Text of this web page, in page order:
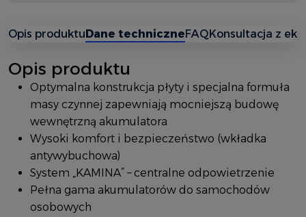
Opis produktuDane techniczneFAQKonsultacja z
Opis produktu
Optymalna konstrukcja płyty i specjalna formuła
masy czynnej zapewniają mocniejszą budowę
wewnętrzną akumulatora
Wysoki komfort i bezpieczeństwo (wkładka
antywybuchowa)
System „KAMINA” – centralne odpowietrzenie
Pełna gama akumulatorów do samochodów
osobowych